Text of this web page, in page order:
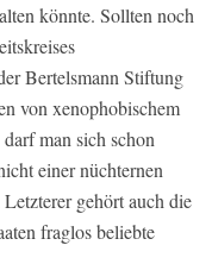
könnte. Sollten noch
Bertelsmann Stiftung
von xenophobischem
man sich schon
einer nüchternen
gehört auch die
fraglos beliebte